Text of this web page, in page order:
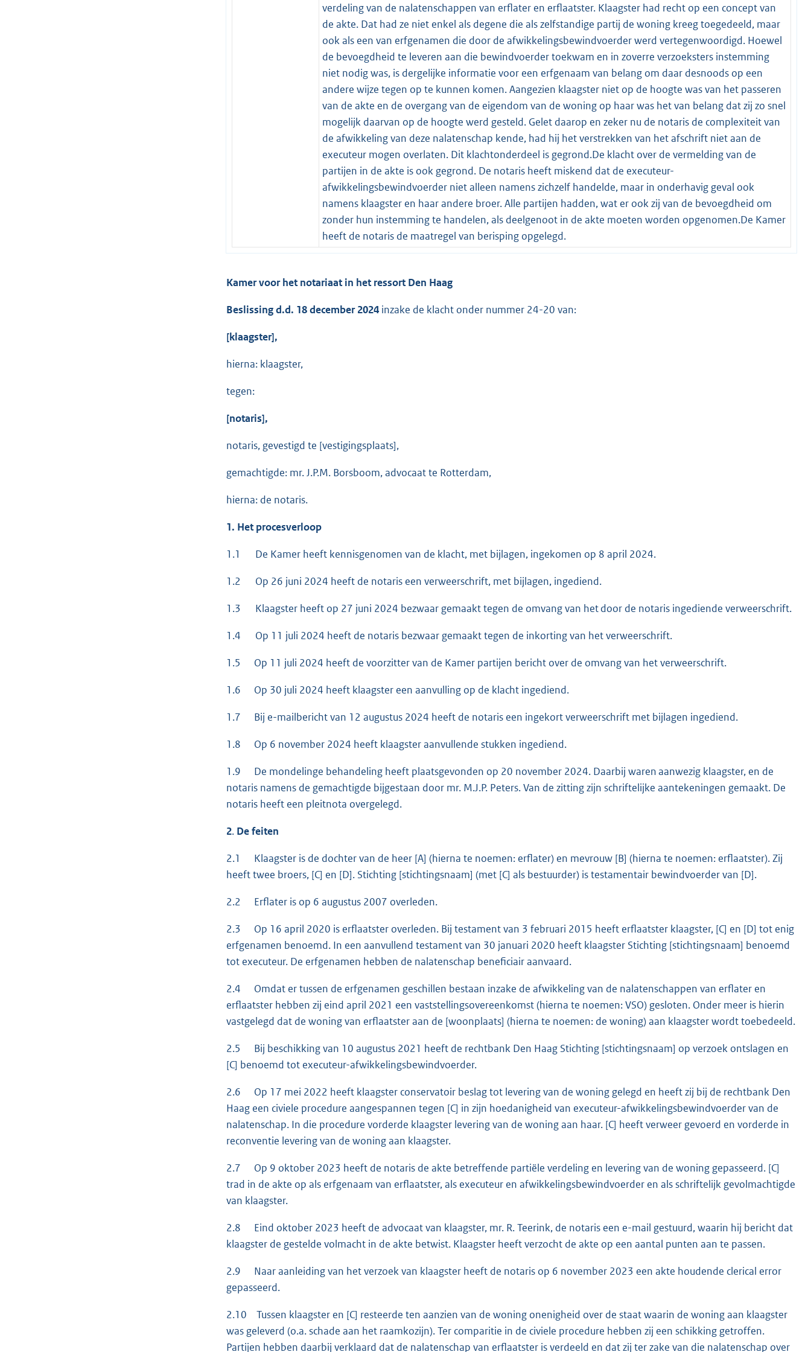
verdeling van de nalatenschappen van erflater en erflaatster. Klaagster had recht op een concept van
de akte. Dat had ze niet enkel als degene die als zelfstandige partij de woning kreeg toegedeeld, maar
ook als een van erfgenamen die door de afwikkelingsbewindvoerder werd vertegenwoordigd. Hoewel
de bevoegdheid te leveren aan die bewindvoerder toekwam en in zoverre verzoeksters instemming
niet nodig was, is dergelijke informatie voor een erfgenaam van belang om daar desnoods op een
andere wijze tegen op te kunnen komen. Aangezien klaagster niet op de hoogte was van het passeren
van de akte en de overgang van de eigendom van de woning op haar was het van belang dat zij zo snel
mogelijk daarvan op de hoogte werd gesteld. Gelet daarop en zeker nu de notaris de complexiteit van
de afwikkeling van deze nalatenschap kende, had hij het verstrekken van het afschrift niet aan de
executeur mogen overlaten. Dit klachtonderdeel is gegrond.De klacht over de vermelding van de
partijen in de akte is ook gegrond. De notaris heeft miskend dat de executeur-
afwikkelingsbewindvoerder niet alleen namens zichzelf handelde, maar in onderhavig geval ook
namens klaagster en haar andere broer. Alle partijen hadden, wat er ook zij van de bevoegdheid om
zonder hun instemming te handelen, als deelgenoot in de akte moeten worden opgenomen.De Kamer
heeft de notaris de maatregel van berisping opgelegd.
Kamer voor het notariaat in het ressort Den Haag
Beslissing d.d. 18 december 2024 inzake de klacht onder nummer 24-20 van:
[klaagster],
hierna: klaagster,
tegen:
[notaris],
notaris, gevestigd te [vestigingsplaats],
gemachtigde: mr. J.P.M. Borsboom, advocaat te Rotterdam,
hierna: de notaris.
1. Het procesverloop
1.1 De Kamer heeft kennisgenomen van de klacht, met bijlagen, ingekomen op 8 april 2024.
1.2 Op 26 juni 2024 heeft de notaris een verweerschrift, met bijlagen, ingediend.
1.3 Klaagster heeft op 27 juni 2024 bezwaar gemaakt tegen de omvang van het door de notaris ingediende verweerschrift.
1.4 Op 11 juli 2024 heeft de notaris bezwaar gemaakt tegen de inkorting van het verweerschrift.
1.5 Op 11 juli 2024 heeft de voorzitter van de Kamer partijen bericht over de omvang van het verweerschrift.
1.6 Op 30 juli 2024 heeft klaagster een aanvulling op de klacht ingediend.
1.7 Bij e-mailbericht van 12 augustus 2024 heeft de notaris een ingekort verweerschrift met bijlagen ingediend.
1.8 Op 6 november 2024 heeft klaagster aanvullende stukken ingediend.
1.9 De mondelinge behandeling heeft plaatsgevonden op 20 november 2024. Daarbij waren aanwezig klaagster, en de
notaris namens de gemachtigde bijgestaan door mr. M.J.P. Peters. Van de zitting zijn schriftelijke aantekeningen gemaakt. De
notaris heeft een pleitnota overgelegd.
2. De feiten
2.1 Klaagster is de dochter van de heer [A] (hierna te noemen: erflater) en mevrouw [B] (hierna te noemen: erflaatster). Zij
heeft twee broers, [C] en [D]. Stichting [stichtingsnaam] (met [C] als bestuurder) is testamentair bewindvoerder van [D].
2.2 Erflater is op 6 augustus 2007 overleden.
2.3 Op 16 april 2020 is erflaatster overleden. Bij testament van 3 februari 2015 heeft erflaatster klaagster, [C] en [D] tot enig
erfgenamen benoemd. In een aanvullend testament van 30 januari 2020 heeft klaagster Stichting [stichtingsnaam] benoemd
tot executeur. De erfgenamen hebben de nalatenschap beneficiair aanvaard.
2.4 Omdat er tussen de erfgenamen geschillen bestaan inzake de afwikkeling van de nalatenschappen van erflater en
erflaatster hebben zij eind april 2021 een vaststellingsovereenkomst (hierna te noemen: VSO) gesloten. Onder meer is hierin
vastgelegd dat de woning van erflaatster aan de [woonplaats] (hierna te noemen: de woning) aan klaagster wordt toebedeeld.
2.5 Bij beschikking van 10 augustus 2021 heeft de rechtbank Den Haag Stichting [stichtingsnaam] op verzoek ontslagen en
[C] benoemd tot executeur-afwikkelingsbewindvoerder.
2.6 Op 17 mei 2022 heeft klaagster conservatoir beslag tot levering van de woning gelegd en heeft zij bij de rechtbank Den
Haag een civiele procedure aangespannen tegen [C] in zijn hoedanigheid van executeur-afwikkelingsbewindvoerder van de
nalatenschap. In die procedure vorderde klaagster levering van de woning aan haar. [C] heeft verweer gevoerd en vorderde in
reconventie levering van de woning aan klaagster.
2.7 Op 9 oktober 2023 heeft de notaris de akte betreffende partiële verdeling en levering van de woning gepasseerd. [C]
trad in de akte op als erfgenaam van erflaatster, als executeur en afwikkelingsbewindvoerder en als schriftelijk gevolmachtigde
van klaagster.
2.8 Eind oktober 2023 heeft de advocaat van klaagster, mr. R. Teerink, de notaris een e-mail gestuurd, waarin hij bericht dat
klaagster de gestelde volmacht in de akte betwist. Klaagster heeft verzocht de akte op een aantal punten aan te passen.
2.9 Naar aanleiding van het verzoek van klaagster heeft de notaris op 6 november 2023 een akte houdende clerical error
gepasseerd.
2.10 Tussen klaagster en [C] resteerde ten aanzien van de woning onenigheid over de staat waarin de woning aan klaagster
was geleverd (o.a. schade aan het raamkozijn). Ter comparitie in de civiele procedure hebben zij een schikking getroffen.
Partijen hebben daarbij verklaard dat de nalatenschap van erflaatster is verdeeld en dat zij ter zake van die nalatenschap over